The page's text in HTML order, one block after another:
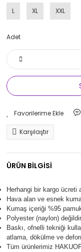
L XL XXL
Adet
Karşılaştır
ÜRÜN BİLGİSİ
Herhangi bir kargo ücreti
Hava alan ve esnek
Kumaş içeriği %95
Polyester (naylon)
Baskı, ofnelli tekniği
atlama, dökülme ve
Tüm ürünlerimiz